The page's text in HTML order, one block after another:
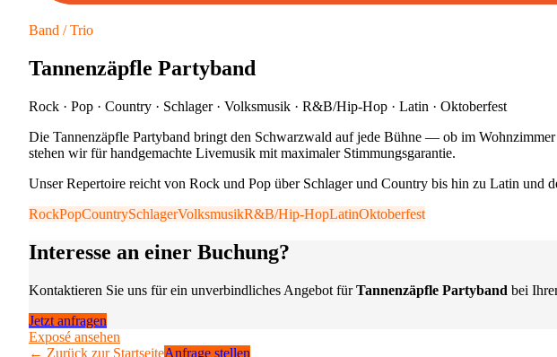
Band / Trio
Tannenzäpfle Partyband
Rock · Pop · Country · Schlager · Volksmusik · R&B/Hip-Hop · Latin · Oktoberfest
Die Tannenzäpfle Partyband bringt den Schwarzwald auf jede Bühne — ob im
stehen wir für handgemachte Livemusik mit maximaler Stimmungsgarantie.
Unser Repertoire reicht von Rock und Pop über Schlager und Country bis hin zu Latin und
RockPopCountrySchlagerVolksmusikR&B/Hip-HopLatinOktoberfest
Interesse an einer Buchung?
Kontaktieren Sie uns für ein unverbindliches Angebot für Tannenzäpfle Partyband bei
Jetzt anfragen
Exposé ansehen
← Zurück zur StartseiteAnfrage stellen